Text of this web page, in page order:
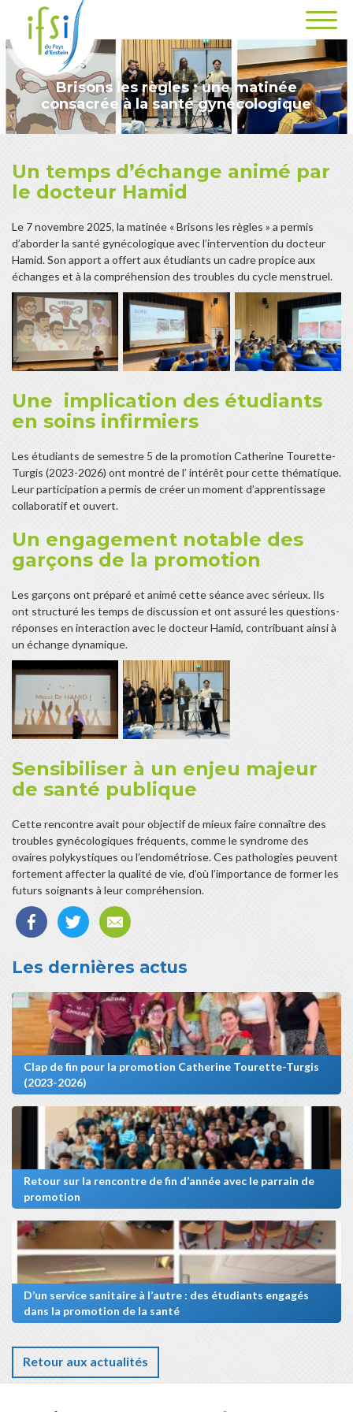
Brisons les règles : une matinée
consacrée à la santé gynécologique
Un temps d’échange animé par
le docteur Hamid
Le 7 novembre 2025, la matinée « Brisons les règles » a permis
d’aborder la santé gynécologique avec l’intervention du docteur
Hamid. Son apport a offert aux étudiants un cadre propice aux
échanges et à la compréhension des troubles du cycle menstruel.
Une implication des étudiants
en soins infirmiers
Les étudiants de semestre 5 de la promotion Catherine Tourette-
Turgis (2023-2026) ont montré de l’ intérêt pour cette thématique.
Leur participation a permis de créer un moment d’apprentissage
collaboratif et ouvert.
Un engagement notable des
garçons de la promotion
Les garçons ont préparé et animé cette séance avec sérieux. Ils
ont structuré les temps de discussion et ont assuré les questions-
réponses en interaction avec le docteur Hamid, contribuant ainsi à
un échange dynamique.
Sensibiliser à un enjeu majeur
de santé publique
Cette rencontre avait pour objectif de mieux faire connaître des
troubles gynécologiques fréquents, comme le syndrome des
ovaires polykystiques ou l’endométriose. Ces pathologies peuvent
fortement affecter la qualité de vie, d’où l’importance de former les
futurs soignants à leur compréhension.
Les dernières actus
Clap de fin pour la promotion Catherine Tourette-Turgis
(2023-2026)
Retour sur la rencontre de fin d’année avec le parrain de
promotion
D’un service sanitaire à l’autre : des étudiants engagés
dans la promotion de la santé
Retour aux actualités